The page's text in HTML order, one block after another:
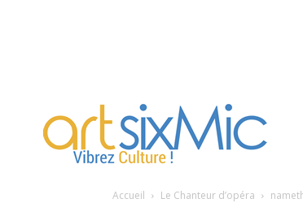
artsixMic
Accueil Le Chanteur d’opéra